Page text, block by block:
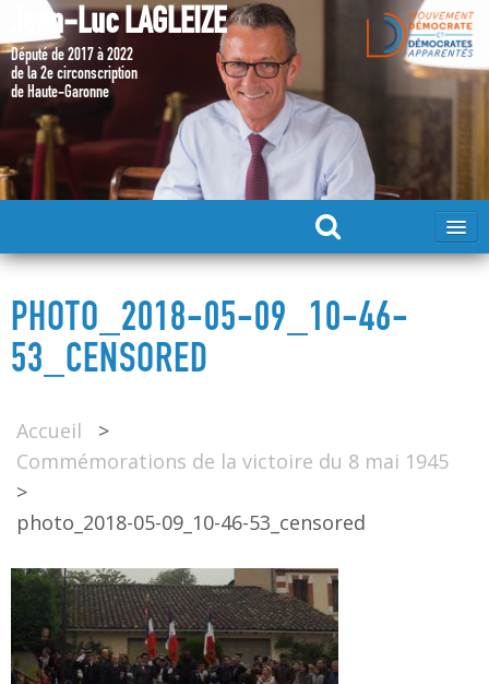
Jean-Luc LAGLEIZE
Député de 2017 à 2022
de la 2e circonscription
de Haute-Garonne
MA CANDIDATURE 2024
MES ACTIONS 2017 – 2022
PHOTO_2018-05-09_10-46-
53_CENSORED
Accueil
>
Commémorations de la victoire du 8 mai 1945
>
photo_2018-05-09_10-46-53_censored